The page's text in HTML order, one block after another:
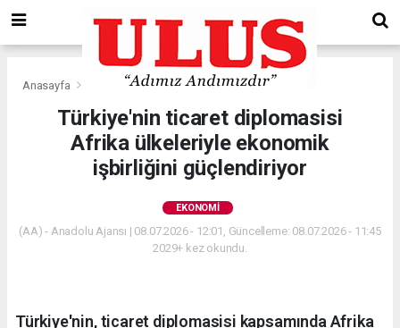
Anasayfa Ekonomi
Türkiye'nin ticaret diplomasisi
Afrika ülkeleriyle ekonomik
işbirliğini güçlendiriyor
EKONOMI
(AA) - Anadolu Ajansı | 08.07.2026 - 12:01, Güncelleme: 08.07.2026 - 11:45
2029+ kez okundu.
Türkiye'nin, ticaret diplomasisi kapsamında Afrika